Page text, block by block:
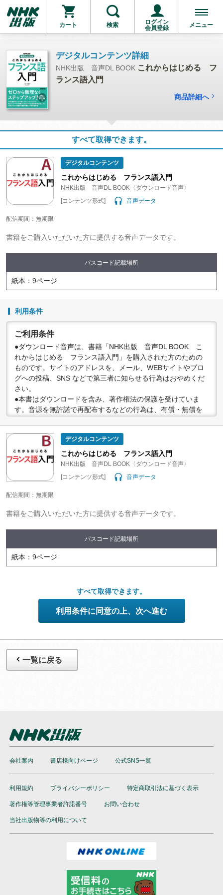
カート 検索
ログイン
会員登録
メニュー
デジタルコンテンツ詳細
NHK出版 音声DL BOOK これからはじめる フ
ランス語入門
商品詳細へ
すべて取得できます。
デジタルコンテンツ
これからはじめる フランス語入門
NHK出版 音声DL BOOK〈ダウンロード音声〉
[コンテンツ形式]
音声データ
配信期間：無期限
書籍をご購入いただいた方に提供する音声データです。
パスコード記載場所
紙本：9ページ
利用条件
ご利用条件
●ダウンロード音声は、書籍「NHK出版 音声DL BOOK こ
れからはじめる フランス語入門」を購入された方のための
ものです。サイトのアドレスを、メール、WEBサイトやブロ
グへの投稿、SNS などで第三者に知らせる行為はおやめくだ
さい。
●本書はダウンロードを含み、著作権法の保護を受けていま
す。音源を無許諾で再配布するなどの行為は、有償・無償を
●配信の方法やコンテンツの中身については、事前の告知なく
変更する場合がありますので、あらかじめご了承ください。
デジタルコンテンツ
これからはじめる フランス語入門
NHK出版 音声DL BOOK〈ダウンロード音声〉
[コンテンツ形式]
音声データ
配信期間：無期限
書籍をご購入いただいた方に提供する音声データです。
パスコード記載場所
紙本：9ページ
すべて取得できます。
利用条件に同意の上、次へ進む
一覧に戻る
会社案内 書店様向けページ 公式SNS一覧
利用規約 プライバシーポリシー 特定商取引法に基づく表示
著作権等管理事業者許諾番号 お問い合わせ
当社出版物等の利用について